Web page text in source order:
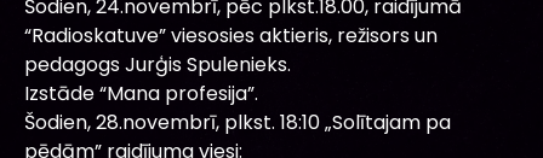
Šodien, 24.novembrī, pēc plkst.18.00, raidījumā
“Radioskatuve” viesosies aktieris, režisors un
pedagogs Jurģis Spulenieks.
Izstāde “Mana profesija”.
Šodien, 28.novembrī, plkst. 18:10 „Solītajam pa
pēdām” raidījuma viesi: